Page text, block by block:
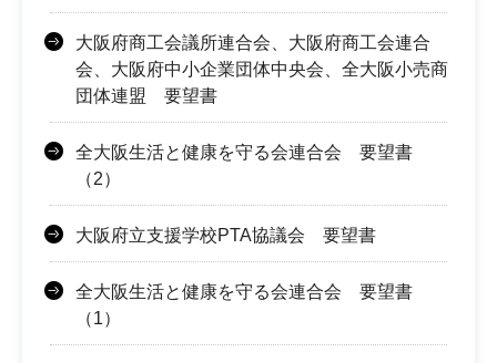
大阪府商工会議所連合会、大阪府商工会連合
会、大阪府中小企業団体中央会、全大阪小売商
団体連盟 要望書
全大阪生活と健康を守る会連合会 要望書
（2）
大阪府立支援学校PTA協議会 要望書
全大阪生活と健康を守る会連合会 要望書
（1）